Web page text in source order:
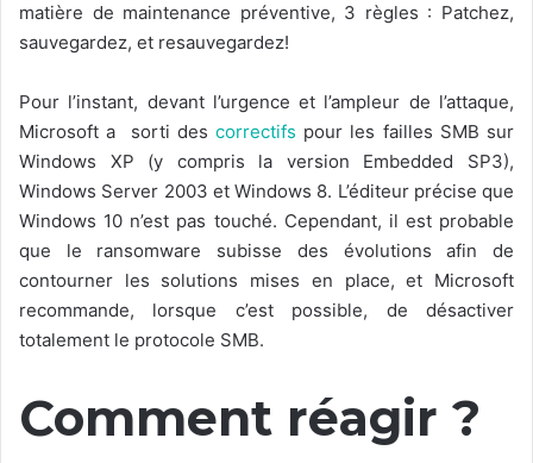
matière de maintenance préventive, 3 règles : Patchez,
sauvegardez, et resauvegardez!
Pour l’instant, devant l’urgence et l’ampleur de l’attaque,
Microsoft a sorti des correctifs pour les failles SMB sur
Windows XP (y compris la version Embedded SP3),
Windows Server 2003 et Windows 8. L’éditeur précise que
Windows 10 n’est pas touché. Cependant, il est probable
que le ransomware subisse des évolutions afin de
contourner les solutions mises en place, et Microsoft
recommande, lorsque c’est possible, de désactiver
totalement le protocole SMB.
Comment réagir ?